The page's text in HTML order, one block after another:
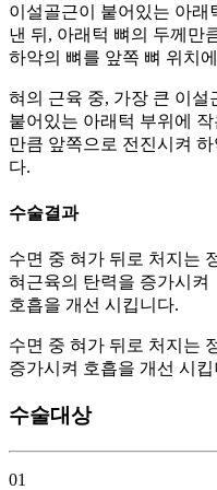
이설골근이 붙어있는 아래
낸 뒤, 아래턱 뼈의 두께만
하악의 뼈를 앞쪽 뼈 위치
혀의 근육 중, 가장 큰 이설
붙어있는 아래턱 부위에
만큼 앞쪽으로 전진시켜
다.
수술결과
수면 중 혀가 뒤로 처지는
혀근육의 탄력을 증가시켜
호흡을 개선 시킵니다.
수면 중 혀가 뒤로 처지는
증가시켜 호흡을 개선 시킵
수술대상
01